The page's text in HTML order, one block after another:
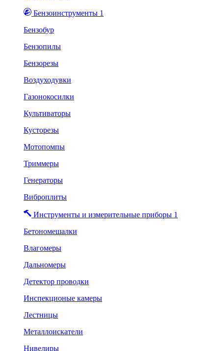
Бензоинструменты 1
Бензобур
Бензопилы
Бензорезы
Воздуходувки
Газонокосилки
Культиваторы
Кусторезы
Мотопомпы
Триммеры
Генераторы
Виброплиты
Инструменты и измерительные приборы 1
Бетономешалки
Влагомеры
Дальномеры
Детектор проводки
Инспекционые камеры
Лестницы
Металлоискатели
Нивелиры